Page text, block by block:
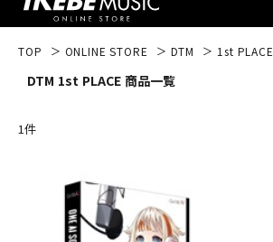
エレキギター
TOP ONLINE STORE DTM 1st PLACE
DTM 1st PLACE 商品一覧
1件